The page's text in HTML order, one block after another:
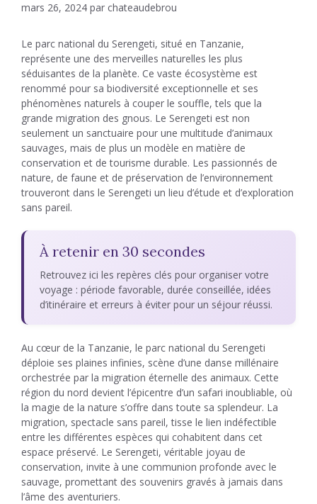
mars 26, 2024 par chateaudebrou
Le parc national du Serengeti, situé en Tanzanie,
représente une des merveilles naturelles les plus
séduisantes de la planète. Ce vaste écosystème est
renommé pour sa biodiversité exceptionnelle et ses
phénomènes naturels à couper le souffle, tels que la
grande migration des gnous. Le Serengeti est non
seulement un sanctuaire pour une multitude d’animaux
sauvages, mais de plus un modèle en matière de
conservation et de tourisme durable. Les passionnés de
nature, de faune et de préservation de l’environnement
trouveront dans le Serengeti un lieu d’étude et d’exploration
sans pareil.
À retenir en 30 secondes
Retrouvez ici les repères clés pour organiser votre
voyage : période favorable, durée conseillée, idées
d’itinéraire et erreurs à éviter pour un séjour réussi.
Au cœur de la Tanzanie, le parc national du Serengeti
déploie ses plaines infinies, scène d’une danse millénaire
orchestrée par la migration éternelle des animaux. Cette
région du nord devient l’épicentre d’un safari inoubliable, où
la magie de la nature s’offre dans toute sa splendeur. La
migration, spectacle sans pareil, tisse le lien indéfectible
entre les différentes espèces qui cohabitent dans cet
espace préservé. Le Serengeti, véritable joyau de
conservation, invite à une communion profonde avec le
sauvage, promettant des souvenirs gravés à jamais dans
l’âme des aventuriers.